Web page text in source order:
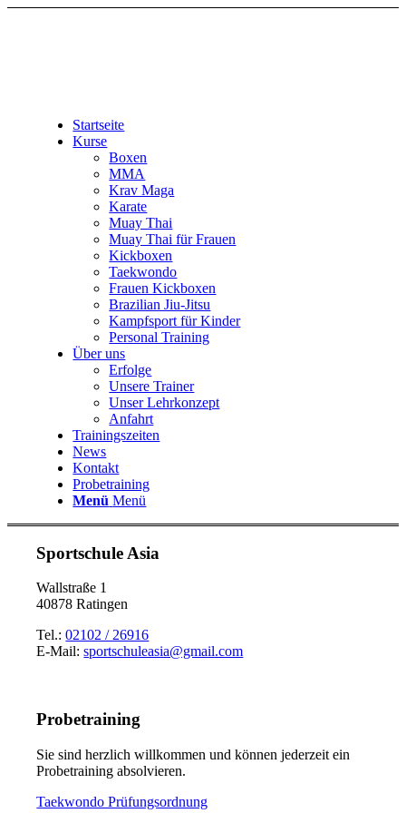
Startseite
Kurse
Boxen
MMA
Krav Maga
Karate
Muay Thai
Muay Thai für Frauen
Kickboxen
Taekwondo
Frauen Kickboxen
Brazilian Jiu-Jitsu
Kampfsport für Kinder
Personal Training
Über uns
Erfolge
Unsere Trainer
Unser Lehrkonzept
Anfahrt
Trainingszeiten
News
Kontakt
Probetraining
Menü Menü
Sportschule Asia
Wallstraße 1
40878 Ratingen
Tel.:02102 / 26916
E-Mail:sportschuleasia@gmail.com
Probetraining
Sie sind herzlich willkommen und können jederzeit ein
Probetraining absolvieren.
Taekwondo Prüfungsordnung